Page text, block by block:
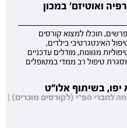
ואוטיזם' במכון
תוכלו למצוא קורסים
האינטגרטיבי בילדים,
מגוונות, מודלים עדכניים
טיפול רב ממדי במטופלים
בשיתוף אלו"ט
רישום עד 14/08 | 20% הנחה לחברי הפ"י (לקורסים מוכרים) |